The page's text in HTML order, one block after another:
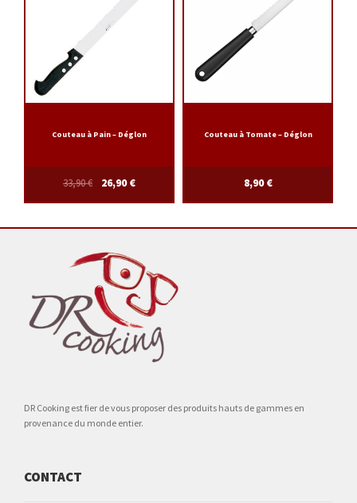
Couteau à Pain – Déglon
33,90€ 26,90€
Couteau à Tomate – Déglon
8,90€
DR Cooking est fier de vous proposer des produits hauts de gammes en
provenance du monde entier.
CONTACT